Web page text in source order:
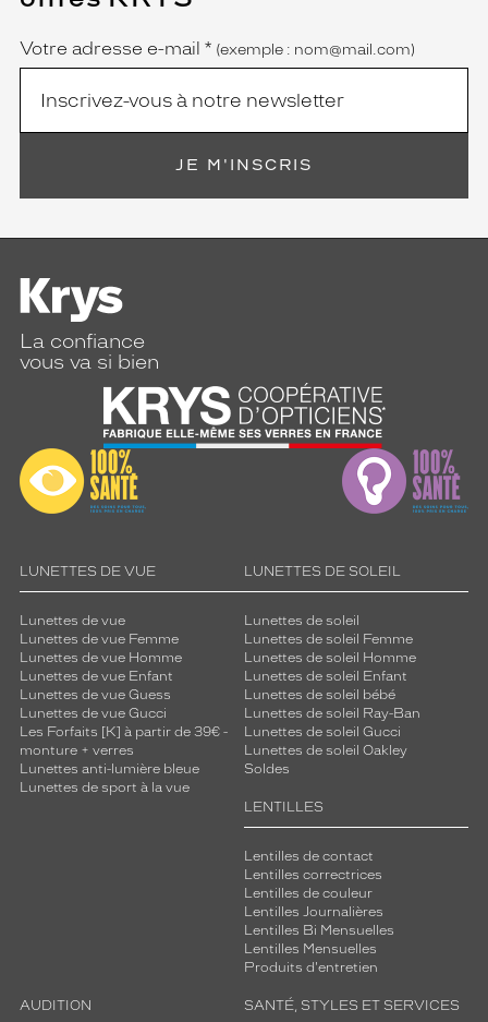
Votre adresse e-mail *
obligatoire)
(exemple : nom@mail.com)
JE M'INSCRIS
La confiance
vous va si bien
LUNETTES DE VUE
Lunettes de vue
Lunettes de vue Femme
Lunettes de vue Homme
Lunettes de vue Enfant
Lunettes de vue Guess
Lunettes de vue Gucci
Les Forfaits [K] à partir de 39€ -
monture + verres
Lunettes anti-lumière bleue
Lunettes de sport à la vue
LUNETTES DE SOLEIL
Lunettes de soleil
Lunettes de soleil Femme
Lunettes de soleil Homme
Lunettes de soleil Enfant
Lunettes de soleil bébé
Lunettes de soleil Ray-Ban
Lunettes de soleil Gucci
Lunettes de soleil Oakley
Soldes
LENTILLES
Lentilles de contact
Lentilles correctrices
Lentilles de couleur
Lentilles Journalières
Lentilles Bi Mensuelles
Lentilles Mensuelles
Produits d'entretien
AUDITION SANTÉ, STYLES ET SERVICES